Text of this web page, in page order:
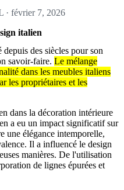
· février 7, 2026
italien
des siècles pour son
savoir-faire. Le mélange
dans les meubles italiens
les propriétaires et les
dans la décoration intérieure
a eu un impact significatif sur
une élégance intemporelle,
Il a influencé le design
manières. De l'utilisation
de lignes épurées et